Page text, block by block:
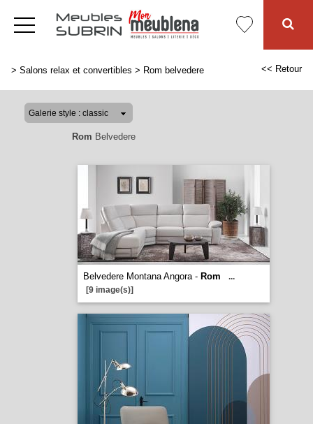
> Salons relax et convertibles > Rom belvedere << Retour
Rom Belvedere
Belvedere Montana Angora - Rom
...
[9 image(s)]